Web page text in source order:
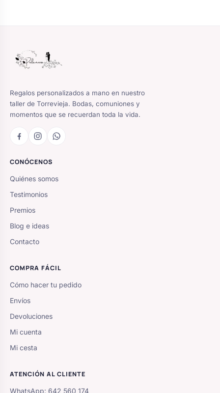
Regalos personalizados a mano en nuestro
taller de Torrevieja. Bodas, comuniones y
momentos que se recuerdan toda la vida.
CONÓCENOS
Quiénes somos
Testimonios
Premios
Blog e ideas
Contacto
COMPRA FÁCIL
Cómo hacer tu pedido
Envíos
Devoluciones
Mi cuenta
Mi cesta
ATENCIÓN AL CLIENTE
WhatsApp: 642 560 174